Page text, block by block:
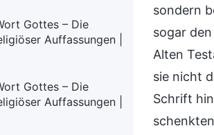
Gottes – Die
Auffassungen |
Gottes – Die
Auffassungen |
sondern
sogar
Alten
sie nicht
Schrift